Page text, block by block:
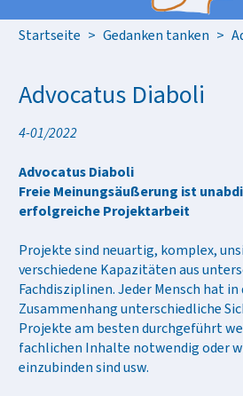
Startseite > Gedanken tanken >
Advocatus Diaboli
4-01/2022
Advocatus Diaboli
Freie Meinungsäußerung ist
erfolgreiche Projektarbeit
Projekte sind neuartig, komplex,
verschiedene Kapazitäten aus
Fachdisziplinen. Jeder Mensch hat in
Zusammenhang unterschiedliche
Projekte am besten durchgeführt
fachlichen Inhalte notwendig oder
einzubinden sind usw.